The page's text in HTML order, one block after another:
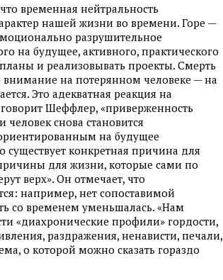
временная нейтральность
нашей жизни во времени. Горе —
разрушительное
на будущее, активного, практического
и реализовывать проекты. Смерть
внимание на потерянном человеке — на
Это адекватная реакция на
Шеффлер, «приверженность
человек снова становится
на будущее
конкретная причина для
для жизни, которые сами по
верх». Он отмечает, что
например, нет сопоставимой
со временем уменьшалась. «Нам
«диахронические профили» гордости,
раздражения, ненависти, печали,
о которой можно сказать гораздо